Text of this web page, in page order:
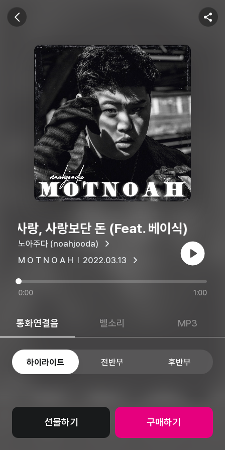
U+뮤직벨링
이전 화면
공유
사랑, 사랑보단 돈 (Feat. 베이식)
노아주다 (noahjooda)
M O T N O A H
2022.03.13 재생
0:00 1:00
통화연결음 벨소리 MP3
하이라이트 전반부 후반부
선물하기 구매하기